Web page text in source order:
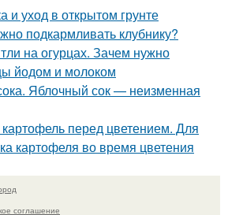
и уход в открытом грунте
подкармливать клубнику?
на огурцах. Зачем нужно
йодом и молоком
Яблочный сок — неизменная
перед цветением. Для
картофеля во время цветения
соглашение